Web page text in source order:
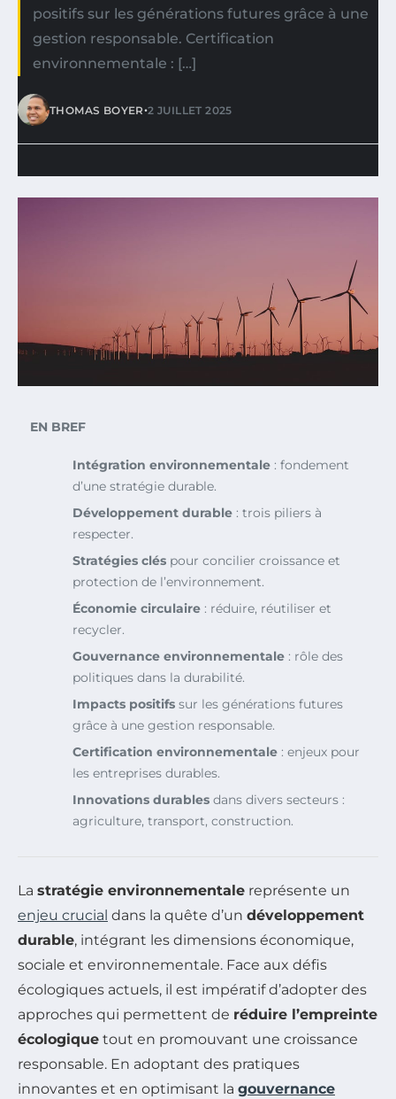
positifs sur les générations futures grâce à une
gestion responsable. Certification
environnementale : […]
THOMAS BOYER•2 JUILLET 2025
EN BREF
Intégration environnementale : fondement
d’une stratégie durable.
Développement durable : trois piliers à
respecter.
Stratégies clés pour concilier croissance et
protection de l’environnement.
Économie circulaire : réduire, réutiliser et
recycler.
Gouvernance environnementale : rôle des
politiques dans la durabilité.
Impacts positifs sur les générations futures
grâce à une gestion responsable.
Certification environnementale : enjeux pour
les entreprises durables.
Innovations durables dans divers secteurs :
agriculture, transport, construction.
La stratégie environnementale représente un
enjeu crucial dans la quête d’un développement
durable, intégrant les dimensions économique,
sociale et environnementale. Face aux défis
écologiques actuels, il est impératif d’adopter des
approches qui permettent de réduire l’empreinte
écologique tout en promouvant une croissance
responsable. En adoptant des pratiques
innovantes et en optimisant la gouvernance